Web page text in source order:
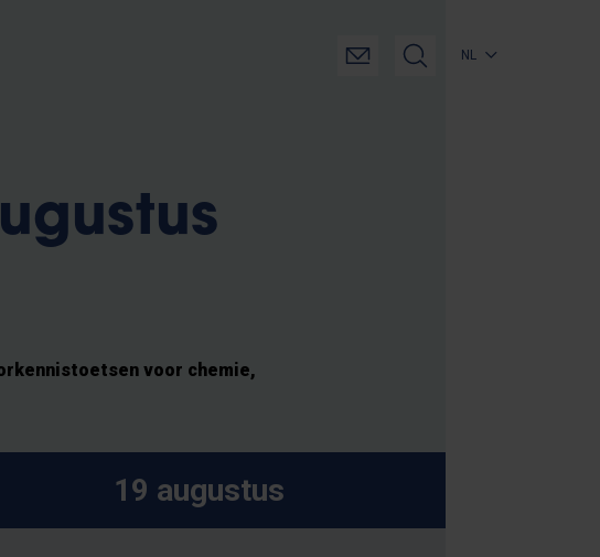
NL
voor chemie,
19 augustus